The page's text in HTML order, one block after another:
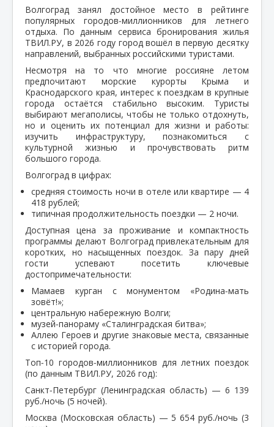
Волгоград занял достойное место в рейтинге
популярных городов‑миллионников для летнего
отдыха. По данным сервиса бронирования жилья
ТВИЛ.РУ, в 2026 году город вошёл в первую десятку
направлений, выбранных российскими туристами.
Несмотря на то что многие россияне летом
предпочитают морские курорты Крыма и
Краснодарского края, интерес к поездкам в крупные
города остаётся стабильно высоким. Туристы
выбирают мегаполисы, чтобы не только отдохнуть,
но и оценить их потенциал для жизни и работы:
изучить инфраструктуру, познакомиться с
культурной жизнью и прочувствовать ритм
большого города.
Волгоград в цифрах:
средняя стоимость ночи в отеле или квартире — 4
418 рублей;
типичная продолжительность поездки — 2 ночи.
Доступная цена за проживание и компактность
программы делают Волгоград привлекательным для
коротких, но насыщенных поездок. За пару дней
гости успевают посетить ключевые
достопримечательности:
Мамаев курган с монументом «Родина‑мать
зовёт!»;
центральную набережную Волги;
музей‑панораму «Сталинградская битва»;
Аллею Героев и другие знаковые места, связанные
с историей города.
Топ‑10 городов‑миллионников для летних поездок
(по данным ТВИЛ.РУ, 2026 год):
Санкт‑Петербург (Ленинградская область) — 6 139
руб./ночь (5 ночей).
Москва (Московская область) — 5 654 руб./ночь (3